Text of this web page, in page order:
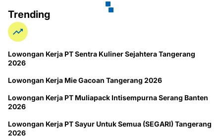
Trending
Lowongan Kerja PT Sentra Kuliner Sejahtera Tangerang
2026
Lowongan Kerja Mie Gacoan Tangerang 2026
Lowongan Kerja PT Muliapack Intisempurna Serang Banten
2026
Lowongan Kerja PT Sayur Untuk Semua (SEGARI) Tangerang
2026